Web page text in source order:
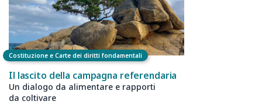
Costituzione e Carte dei diritti fondamentali
Il lascito della campagna referendaria
Un dialogo da alimentare e rapporti
da coltivare